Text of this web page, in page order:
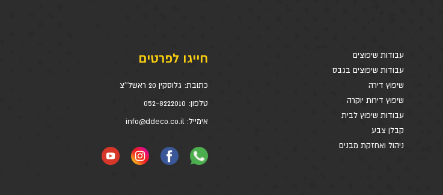
עבודות שיפוצים
עבודות שיפוצים בגבס
שיפוץ דירה
שיפוץ דירות יוקרה
עבודות שיפוץ לבית
קבלן צבע
ניהול ואחזקת מבנים
חייגו לפרטים
כתובת: גלוסקין 20 ראשל''צ
טלפון: 052-8222010
אימייל:info@ddeco.co.il